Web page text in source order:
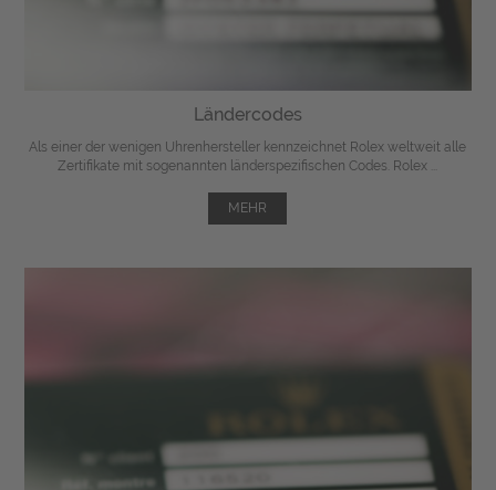
Ländercodes
Als einer der wenigen Uhrenhersteller kennzeichnet Rolex weltweit alle
Zertifikate mit sogenannten länderspezifischen Codes. Rolex ...
MEHR